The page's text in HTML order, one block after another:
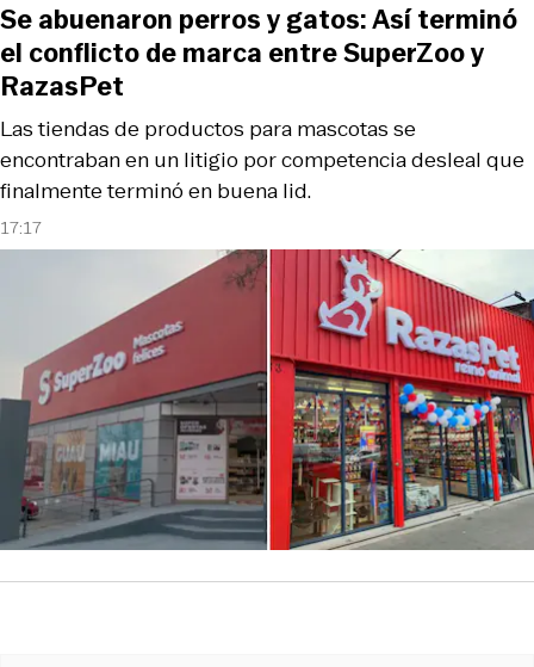
17:17
Las tiendas de productos para mascotas se
encontraban en un litigio por competencia desleal que
finalmente terminó en buena lid.
Se abuenaron perros y gatos: Así terminó
el conflicto de marca entre SuperZoo y
RazasPet